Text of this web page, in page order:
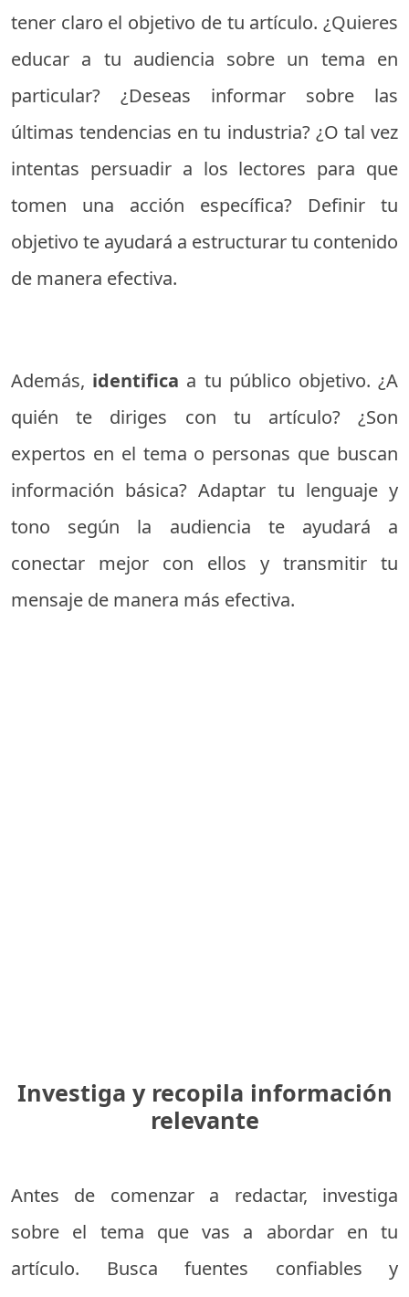
tener claro el objetivo de tu artículo. ¿Quieres
educar a tu audiencia sobre un tema en
particular? ¿Deseas informar sobre las
últimas tendencias en tu industria? ¿O tal vez
intentas persuadir a los lectores para que
tomen una acción específica? Definir tu
objetivo te ayudará a estructurar tu contenido
de manera efectiva.
Además, identifica a tu público objetivo. ¿A
quién te diriges con tu artículo? ¿Son
expertos en el tema o personas que buscan
información básica? Adaptar tu lenguaje y
tono según la audiencia te ayudará a
conectar mejor con ellos y transmitir tu
mensaje de manera más efectiva.
Investiga y recopila información
relevante
Antes de comenzar a redactar, investiga
sobre el tema que vas a abordar en tu
artículo. Busca fuentes confiables y